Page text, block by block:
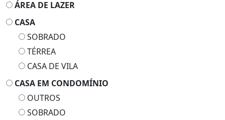
ÁREA DE LAZER
CASA
SOBRADO
TÉRREA
CASA DE VILA
CASA EM CONDOMÍNIO
OUTROS
SOBRADO